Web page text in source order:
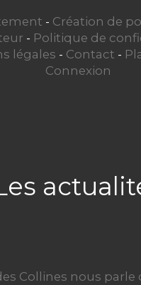
- Création de
- Politique de
légales - Contact -
Connexion
Collines nous parle